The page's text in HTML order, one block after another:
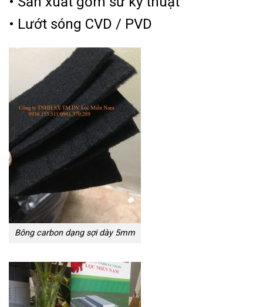
• Lướt sóng CVD / PVD
Bông carbon dạng sợi dày 5mm